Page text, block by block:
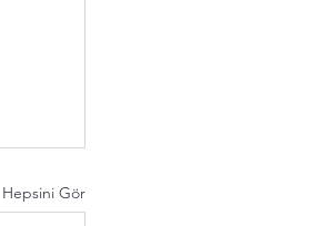
Hepsini Gör